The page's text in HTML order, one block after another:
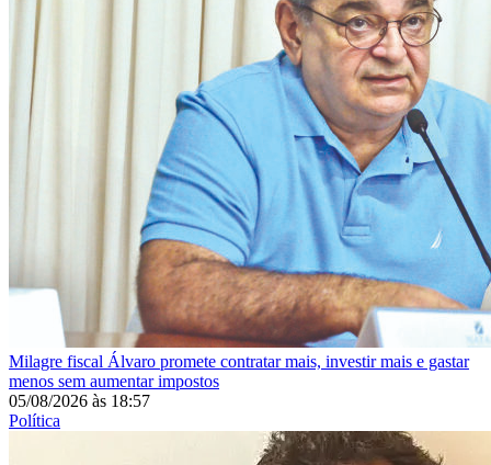
Milagre fiscal Álvaro promete contratar mais, investir mais e gastar
menos sem aumentar impostos
05/08/2026 às 18:57
Política